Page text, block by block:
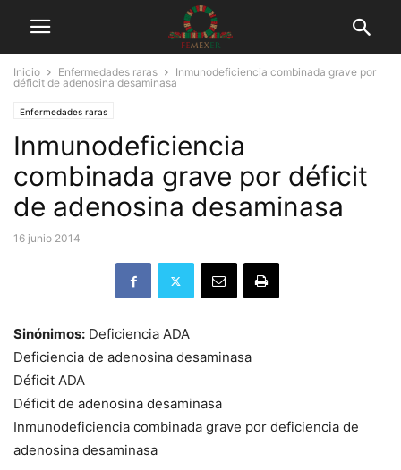
Inicio Enfermedades raras
Inmunodeficiencia combinada grave por
déficit de adenosina desaminasa
Enfermedades raras
Inmunodeficiencia
combinada grave por déficit
de adenosina desaminasa
16 junio 2014
Sinónimos: Deficiencia ADA
Deficiencia de adenosina desaminasa
Déficit ADA
Déficit de adenosina desaminasa
Inmunodeficiencia combinada grave por deficiencia de
adenosina desaminasa